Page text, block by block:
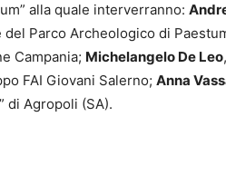
alla quale interverranno:
del Parco Archeologico di
Campania; Michelangelo De Leo
FAI Giovani Salerno; Anna
di Agropoli (SA).